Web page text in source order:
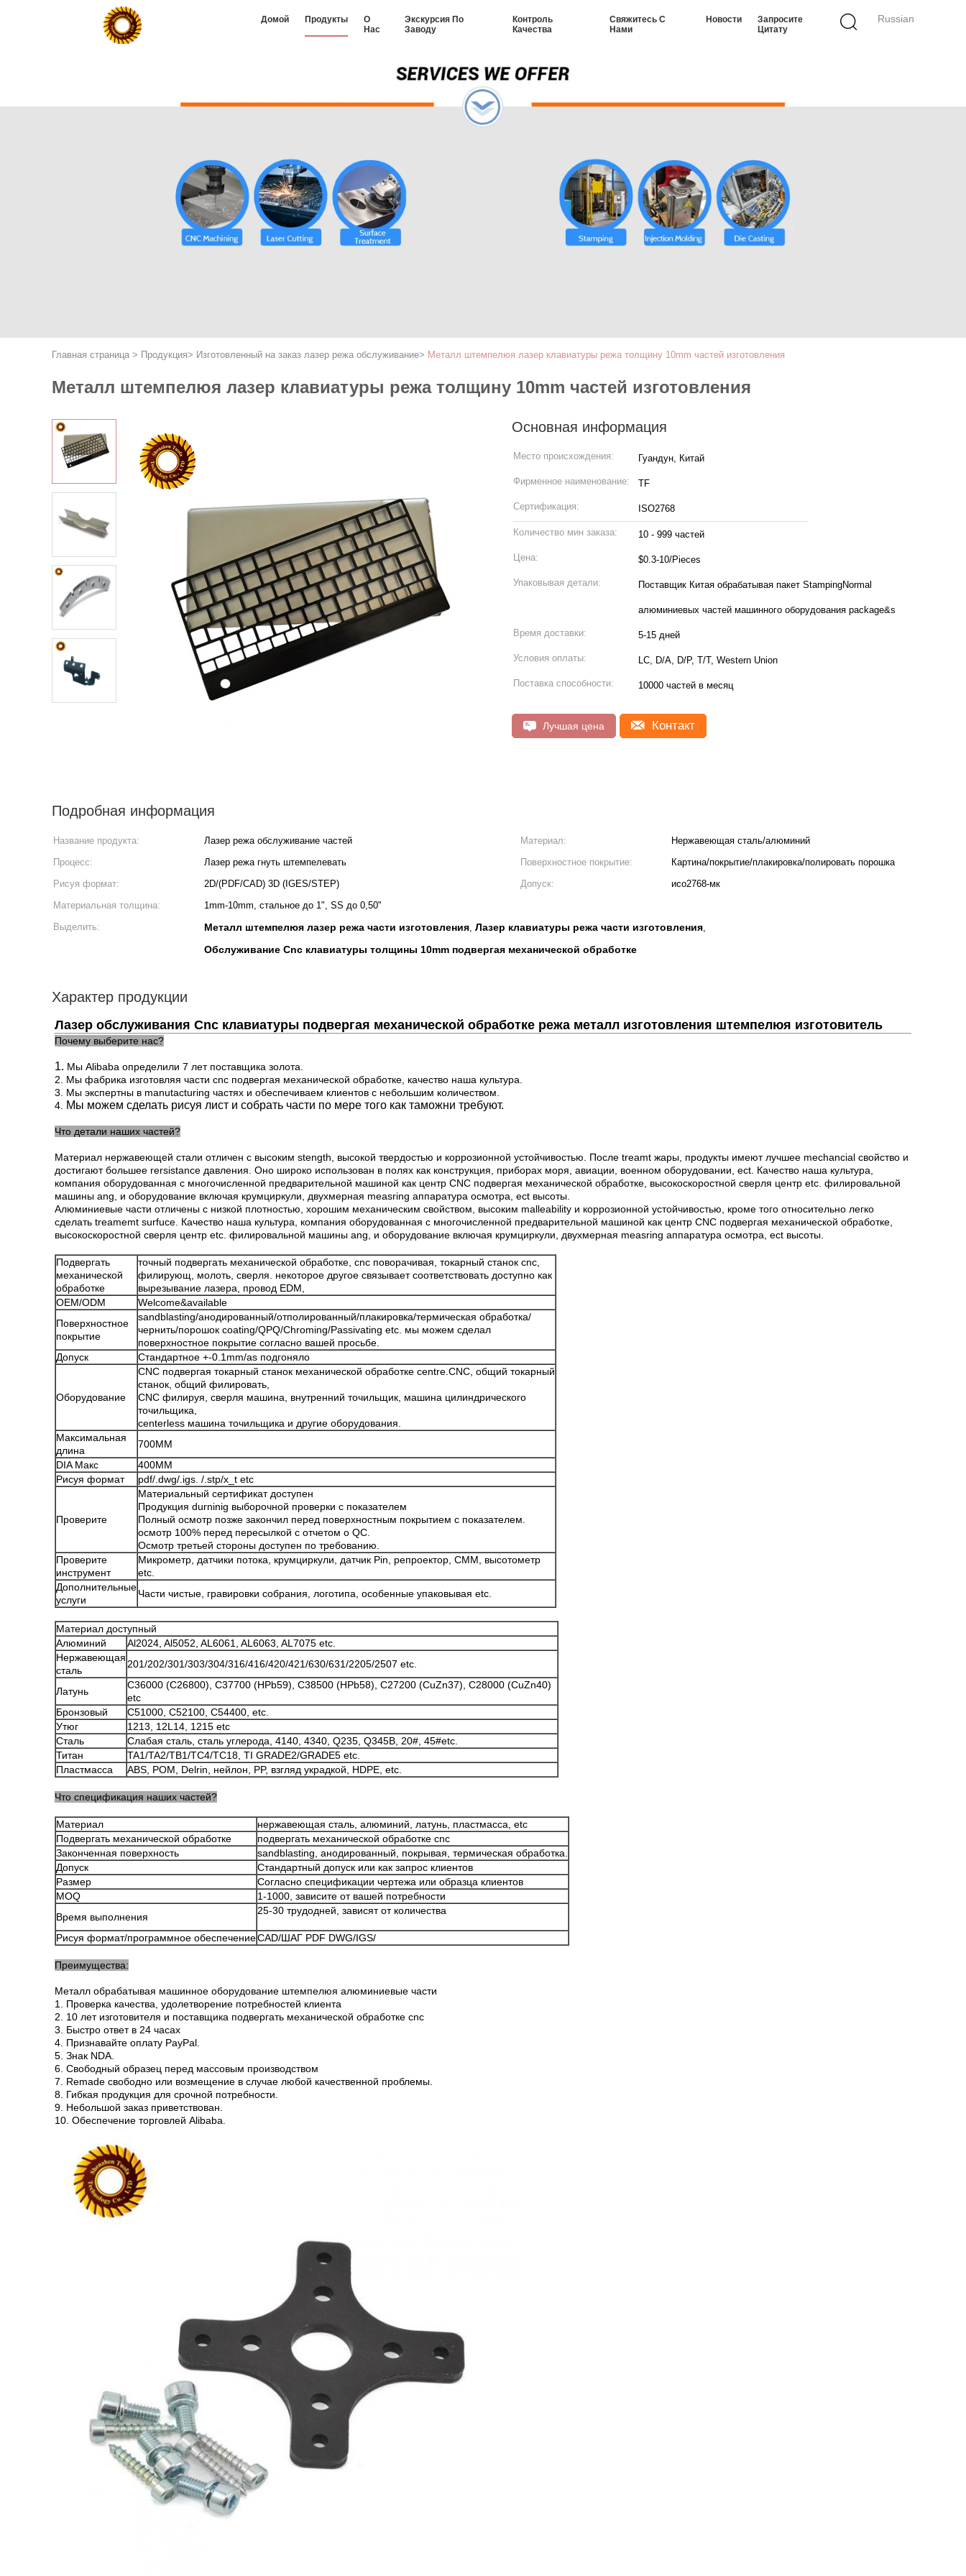
Russian
Домой Продукты
О
Нас
Экскурсия По
Заводу
Контроль
Качества
Свяжитесь С
Нами
Новости
Запросите
Цитату
Главная страница > Продукция> Изготовленный на заказ лазер режа обслуживание> Металл штемпелюя лазер клавиатуры режа толщину 10mm частей изготовления
Металл штемпелюя лазер клавиатуры режа толщину 10mm частей изготовления
Основная информация
Место происхождения: Гуандун, Китай
Фирменное наименование: TF
Сертификация: ISO2768
Количество мин заказа: 10 - 999 частей
Цена: $0.3-10/Pieces
Упаковывая детали: Поставщик Китая обрабатывая пакет StampingNormal
алюминиевых частей машинного оборудования package&s
Время доставки: 5-15 дней
Условия оплаты: LC, D/A, D/P, T/T, Western Union
Поставка способности: 10000 частей в месяц
Лучшая цена Контакт
Подробная информация
Название продукта: Лазер режа обслуживание частей Материал:
Нержавеющая сталь/алюминий
Процесс:
Лазер режа гнуть штемпелевать Поверхностное покрытие:
Картина/покрытие/плакировка/полировать порошка
Рисуя формат:
2D/(PDF/CAD) 3D (IGES/STEP) Допуск:
исо2768-мк
Материальная толщина:
1mm-10mm, стальное до 1", SS до 0,50"
Выделить:
Металл штемпелюя лазер режа части изготовления, Лазер клавиатуры режа части изготовления,
Обслуживание Cnc клавиатуры толщины 10mm подвергая механической обработке
Характер продукции
Лазер обслуживания Cnc клавиатуры подвергая механической обработке режа металл изготовления штемпелюя изготовитель
Почему выберите нас?
1. Мы Alibaba определили 7 лет поставщика золота.
2. Мы фабрика изготовляя части cnc подвергая механической обработке, качество наша культура.
3. Мы экспертны в manutacturing частях и обеспечиваем клиентов с небольшим количеством.
4.
Мы можем сделать рисуя лист и собрать части по мере того как таможни требуют.
Что детали наших частей?
Материал нержавеющей стали отличен с высоким stength, высокой твердостью и коррозионной устойчивостью. После treamt жары, продукты имеют лучшее mechancial свойство и
достигают большее rersistance давления. Оно широко использован в полях как конструкция, приборах моря, авиации, военном оборудовании, ect. Качество наша культура,
компания оборудованная с многочисленной предварительной машиной как центр CNC подвергая механической обработке, высокоскоростной сверля центр etc. филировальной
машины ang, и оборудование включая крумциркули, двухмерная measring аппаратура осмотра, ect высоты.
Алюминиевые части отличены с низкой плотностью, хорошим механическим свойством, высоким malleability и коррозионной устойчивостью, кроме того относительно легко
сделать treamemt surfuce. Качество наша культура, компания оборудованная с многочисленной предварительной машиной как центр CNC подвергая механической обработке,
высокоскоростной сверля центр etc. филировальной машины ang, и оборудование включая крумциркули, двухмерная measring аппаратура осмотра, ect высоты.
Подвергать
механической
обработке
точный подвергать механической обработке, cnc поворачивая, токарный станок cnc,
филирующ, молоть, сверля. некоторое другое связывает соответствовать доступно как
вырезывание лазера, провод EDM,
OEM/ODM
Welcome&available
Поверхностное
покрытие
sandblasting/анодированный/отполированный/плакировка/термическая обработка/
чернить/порошок coating/QPQ/Chroming/Passivating etc. мы можем сделал
поверхностное покрытие согласно вашей просьбе.
Допуск
Стандартное +-0.1mm/as подгоняло
Оборудование
CNC подвергая токарный станок механической обработке centre.CNC, общий токарный
станок, общий филировать,
CNC филируя, сверля машина, внутренний точильщик, машина цилиндрического
точильщика,
centerless машина точильщика и другие оборудования.
Максимальная
длина
700MM
DIA Макс
400MM
Рисуя формат
pdf/.dwg/.igs. /.stp/x_t etc
Проверите
Материальный сертификат доступен
Продукция durninig выборочной проверки с показателем
Полный осмотр позже закончил перед поверхностным покрытием с показателем.
осмотр 100% перед пересылкой с отчетом о QC.
Осмотр третьей стороны доступен по требованию.
Проверите
инструмент
Микрометр, датчики потока, крумциркули, датчик Pin, репроектор, CMM, высотометр
etc.
Дополнительные
услуги
Части чистые, гравировки собрания, логотипа, особенные упаковывая etc.
Материал доступный
Алюминий
Al2024, Al5052, AL6061, AL6063, AL7075 etc.
Нержавеющая
сталь
201/202/301/303/304/316/416/420/421/630/631/2205/2507 etc.
Латунь
C36000 (C26800), C37700 (HPb59), C38500 (HPb58), C27200 (CuZn37), C28000 (CuZn40)
etc
Бронзовый
C51000, C52100, C54400, etc.
Утюг
1213, 12L14, 1215 etc
Сталь
Слабая сталь, сталь углерода, 4140, 4340, Q235, Q345B, 20#, 45#etc.
Титан
TA1/TA2/TB1/TC4/TC18, TI GRADE2/GRADE5 etc.
Пластмасса
ABS, POM, Delrin, нейлон, PP, взгляд украдкой, HDPE, etc.
Что спецификация наших частей?
Материал
нержавеющая сталь, алюминий, латунь, пластмасса, etc
Подвергать механической обработке
подвергать механической обработке cnc
Законченная поверхность
sandblasting, анодированный, покрывая, термическая обработка.
Допуск
Стандартный допуск или как запрос клиентов
Размер
Согласно спецификации чертежа или образца клиентов
MOQ
1-1000, зависите от вашей потребности
Время выполнения
25-30 трудодней, зависят от количества
Рисуя формат/программное обеспечениеCAD/ШАГ PDF DWG/IGS/
Преимущества:
Металл обрабатывая машинное оборудование штемпелюя алюминиевые части
1. Проверка качества, удолетворение потребностей клиента
2. 10 лет изготовителя и поставщика подвергать механической обработке cnc
3. Быстро ответ в 24 часах
4. Признавайте оплату PayPal.
5. Знак NDA.
6. Свободный образец перед массовым производством
7. Remade свободно или возмещение в случае любой качественной проблемы.
8. Гибкая продукция для срочной потребности.
9. Небольшой заказ приветствован.
10. Обеспечение торговлей Alibaba.